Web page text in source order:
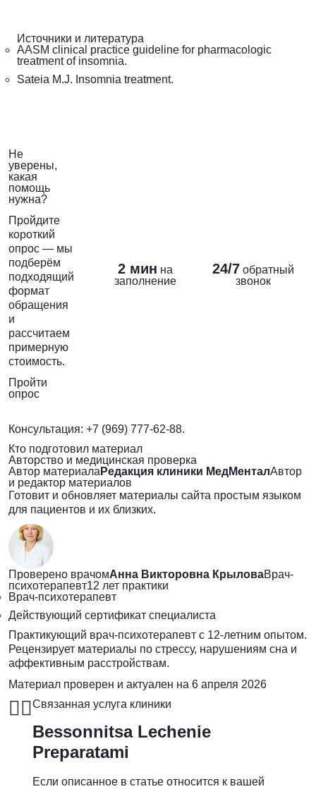
Источники и литература
AASM clinical practice guideline for pharmacologic
treatment of insomnia.
Sateia M.J. Insomnia treatment.
Не
уверены,
какая
помощь
нужна?
Пройдите
короткий
опрос — мы
подберём
подходящий
формат
обращения
и
рассчитаем
примерную
стоимость.
Пройти
опрос
2 мин на
заполнение
24/7 обратный
звонок
Консультация: +7 (969) 777-62-88.
Кто подготовил материал
Авторство и медицинская проверка
Автор материала Редакция клиники МедМенталАвтор
и редактор материалов
Готовит и обновляет материалы сайта простым языком
для пациентов и их близких.
Проверено врачомАнна Викторовна КрыловаВрач-
психотерапевт12 лет практики
Врач-психотерапевт
Действующий сертификат специалиста
Практикующий врач-психотерапевт с 12-летним опытом.
Рецензирует материалы по стрессу, нарушениям сна и
аффективным расстройствам.
Материал проверен и актуален на 6 апреля 2026
👨‍⚕️Связанная услуга клиники
Bessonnitsa Lechenie
Preparatami
Если описанное в статье относится к вашей